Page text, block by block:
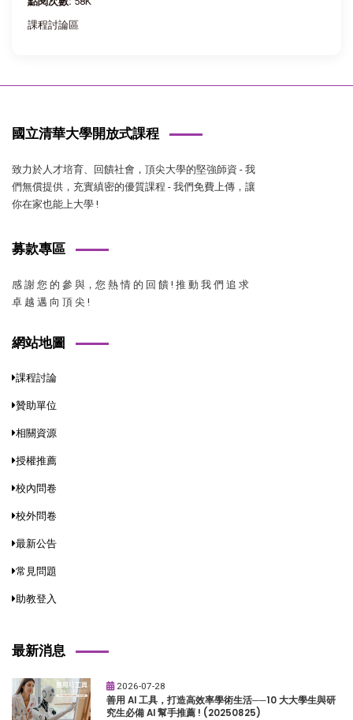
課程討論區
國立清華大學開放式課程
致力於人才培育、回饋社會，頂尖大學的堅強師資 - 我
們無償提供，充實縝密的優質課程 - 我們免費上傳，讓
你在家也能上大學 !
募款專區
感 謝 您 的 參 與，您 熱 情 的 回 饋 ! 推 動 我 們 追 求
卓 越 邁 向 頂 尖 !
網站地圖
課程討論
贊助單位
相關資源
授權推薦
校內問卷
校外問卷
最新公告
常見問題
助教登入
最新消息
2026-07-28
善用 AI 工具，打造高效率學術生活──10 大大學生與研
究生必備 AI 幫手推薦 ! (20250825)